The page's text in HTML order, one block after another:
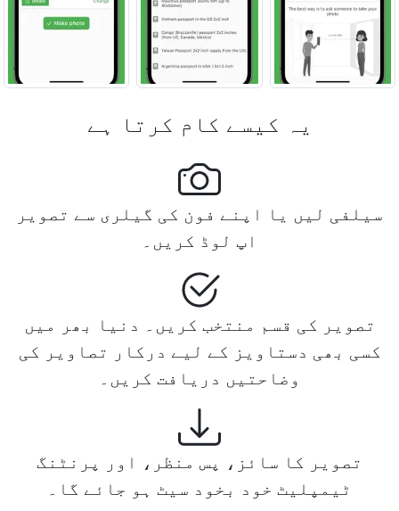
یہ کیسے کام کرتا ہے
سیلفی لیں یا اپنے فون کی گیلری سے تصویر
اپ لوڈ کریں۔
تصویر کی قسم منتخب کریں۔ دنیا بھر میں
کسی بھی دستاویز کے لیے درکار تصاویر کی
وضاحتیں دریافت کریں۔
تصویر کا سائز، پس منظر، اور پرنٹنگ
ٹیمپلیٹ خود بخود سیٹ ہو جائے گا۔